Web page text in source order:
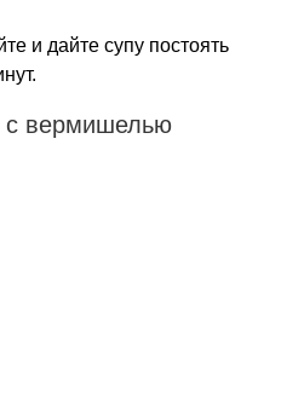
и дайте супу постоять
вермишелью